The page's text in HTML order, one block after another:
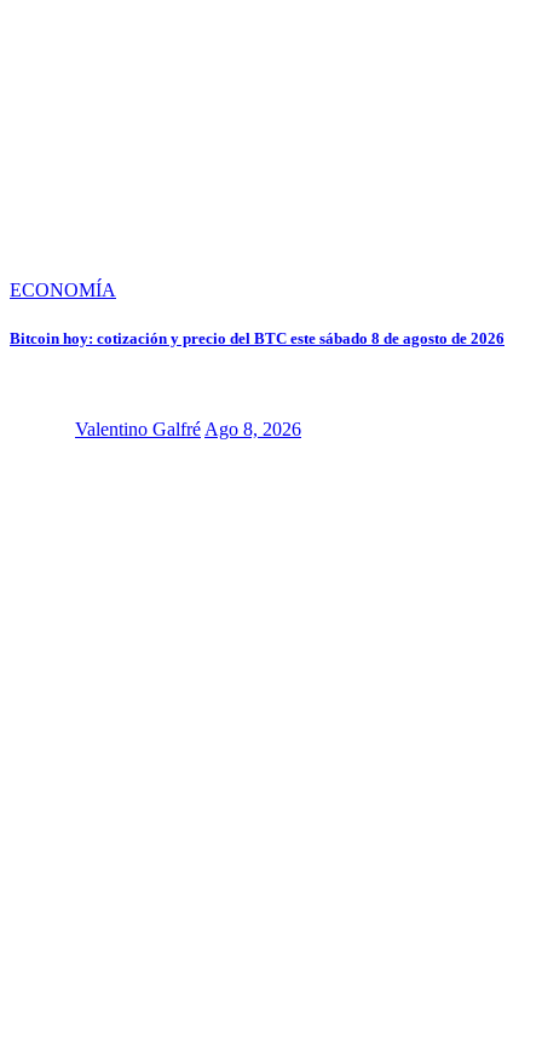
ECONOMÍA
Bitcoin hoy: cotización y precio del BTC este sábado 8 de agosto de 2026
Valentino Galfré Ago 8, 2026